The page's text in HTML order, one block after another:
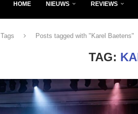
HOME NIEUWS REVIEWS
Tags Posts tagged with "Karel Baetens"
TAG: